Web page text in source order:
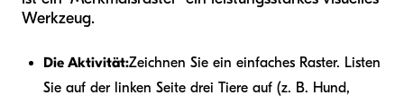
Werkzeug.
Die Aktivität:Zeichnen Sie ein einfaches Raster. Listen
Sie auf der linken Seite drei Tiere auf (z. B. Hund,